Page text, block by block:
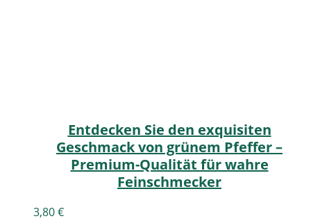
Entdecken Sie den exquisiten
Geschmack von grünem Pfeffer –
Premium-Qualität für wahre
Feinschmecker
3,80€